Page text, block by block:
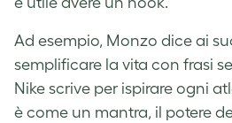
Ad esempio, Monzo dice ai
semplificare la vita con frasi
Nike scrive per ispirare ogni
è come un mantra, il potere